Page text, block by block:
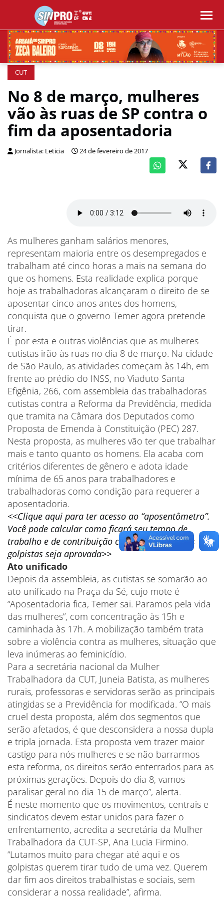
CUT
No 8 de março, mulheres
vão às ruas de SP contra o
fim da aposentadoria
Jornalista: Leticia 24 de fevereiro de 2017
As mulheres ganham salários menores,
representam maioria entre os desempregados e
trabalham até cinco horas a mais na semana do
que os homens. Esta realidade explica porque
hoje as trabalhadoras alcançaram o direito de se
aposentar cinco anos antes dos homens,
conquista que o governo Temer agora pretende
tirar.
É por esta e outras violências que as mulheres
cutistas irão às ruas no dia 8 de março. Na cidade
de São Paulo, as atividades começam às 14h, em
frente ao prédio do INSS, no Viaduto Santa
Efigênia, 266, com assembleia das trabalhadoras
cutistas contra a Reforma da Previdência, medida
que tramita na Câmara dos Deputados como
Proposta de Emenda à Constituição (PEC) 287.
Nesta proposta, as mulheres vão ter que trabalhar
mais e tanto quanto os homens. Ela acaba com
critérios diferentes de gênero e adota idade
mínima de 65 anos para trabalhadores e
trabalhadoras como condição para requerer a
aposentadoria.
<<Clique aqui para ter acesso ao “aposentômetro”.
Você pode calcular como ficará seu tempo de
trabalho e de contribuição caso a proposta dos
golpistas seja aprovada>>
Ato unificado
Depois da assembleia, as cutistas se somarão ao
ato unificado na Praça da Sé, cujo mote é
“Aposentadoria fica, Temer sai. Paramos pela vida
das mulheres”, com concentração às 15h e
caminhada às 17h. A mobilização também trata
sobre a violência contra as mulheres, situação que
leva inúmeras ao feminicídio.
Para a secretária nacional da Mulher
Trabalhadora da CUT, Juneia Batista, as mulheres
rurais, professoras e servidoras serão as principais
atingidas se a Previdência for modificada. “O mais
cruel desta proposta, além dos segmentos que
serão afetados, é que desconsidera a nossa dupla
e tripla jornada. Esta proposta vem trazer maior
castigo para nós mulheres e se não barrarmos
esta reforma, os direitos serão enterrados para as
próximas gerações. Depois do dia 8, vamos
paralisar geral no dia 15 de março”, alerta.
É neste momento que os movimentos, centrais e
sindicatos devem estar unidos para fazer o
enfrentamento, acredita a secretária da Mulher
Trabalhadora da CUT-SP, Ana Lucia Firmino.
“Lutamos muito para chegar até aqui e os
golpistas querem tirar tudo de uma vez. Querem
dar fim aos direitos trabalhistas e sociais, sem
considerar a nossa realidade”, afirma.